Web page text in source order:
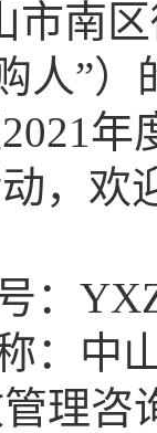
市南
人”
，欢
中山
管理